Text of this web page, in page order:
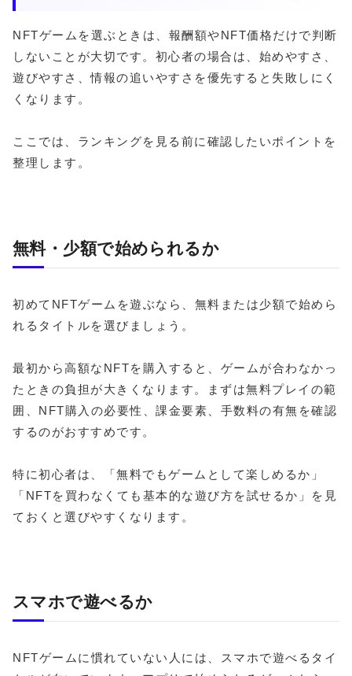
NFTゲームを選ぶときは、報酬額やNFT価格だけで判断
しないことが大切です。初心者の場合は、始めやすさ、
遊びやすさ、情報の追いやすさを優先すると失敗しにく
くなります。
ここでは、ランキングを見る前に確認したいポイントを
整理します。
無料・少額で始められるか
初めてNFTゲームを遊ぶなら、無料または少額で始めら
れるタイトルを選びましょう。
最初から高額なNFTを購入すると、ゲームが合わなかっ
たときの負担が大きくなります。まずは無料プレイの範
囲、NFT購入の必要性、課金要素、手数料の有無を確認
するのがおすすめです。
特に初心者は、「無料でもゲームとして楽しめるか」
「NFTを買わなくても基本的な遊び方を試せるか」を見
ておくと選びやすくなります。
スマホで遊べるか
NFTゲームに慣れていない人には、スマホで遊べるタイ